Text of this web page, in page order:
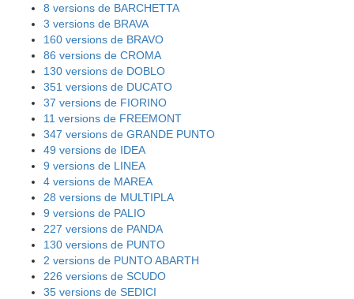
8 versions de BARCHETTA
3 versions de BRAVA
160 versions de BRAVO
86 versions de CROMA
130 versions de DOBLO
351 versions de DUCATO
37 versions de FIORINO
11 versions de FREEMONT
347 versions de GRANDE PUNTO
49 versions de IDEA
9 versions de LINEA
4 versions de MAREA
28 versions de MULTIPLA
9 versions de PALIO
227 versions de PANDA
130 versions de PUNTO
2 versions de PUNTO ABARTH
226 versions de SCUDO
35 versions de SEDICI